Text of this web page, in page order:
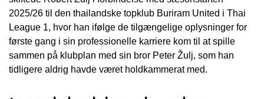
2025/26 til den thailandske topklub Buriram United i Thai
League 1, hvor han ifølge de tilgængelige oplysninger for
første gang i sin professionelle karriere kom til at spille
sammen på klubplan med sin bror Peter Žulj, som han
tidligere aldrig havde været holdkammerat med.